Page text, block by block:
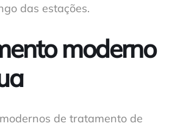
das estações.
moderno
de tratamento de